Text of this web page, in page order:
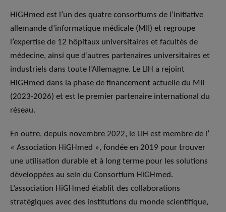
HiGHmed est l’un des quatre consortiums de l’initiative
allemande d’informatique médicale (MII) et regroupe
l’expertise de 12 hôpitaux universitaires et facultés de
médecine, ainsi que d’autres partenaires universitaires et
industriels dans toute l’Allemagne. Le LIH a rejoint
HiGHmed dans la phase de financement actuelle du MII
(2023-2026) et est le premier partenaire international du
réseau.
En outre, depuis novembre 2022, le LIH est membre de l’
« Association HiGHmed », fondée en 2019 pour trouver
une utilisation durable et à long terme pour les solutions
développées au sein du Consortium HiGHmed.
L’association HiGHmed établit des collaborations
stratégiques avec des institutions du monde scientifique,